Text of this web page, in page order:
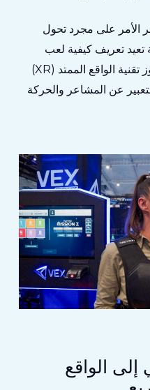
الأمر على مجرد تحول
تعيد تعريف كيفية لعب
العملاء وتحركهم وتواصلهم. تتجاوز تقنية الواقع الممتد (XR)
عن المشاعر والحركة
إلى الواقع